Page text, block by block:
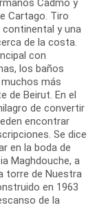
Cadmo y
Cartago. Tiro
y una
de la costa.
con
los baños
más
de Beirut. En el
de convertir
encontrar
Se dice
en la boda de
Maghdouche, a
torre de Nuestra
en 1963
de la